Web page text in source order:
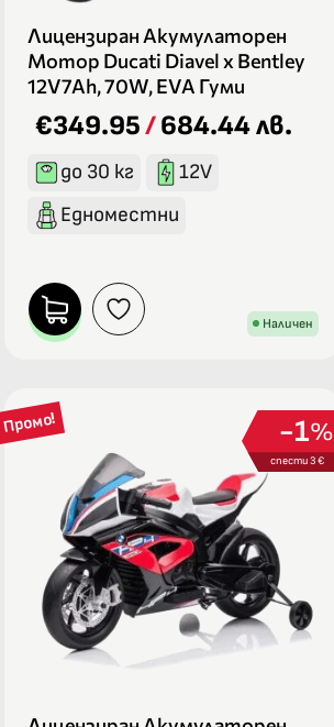
Лицензиран Акумулаторен
Мотор Ducati Diavel x Bentley
12V7Ah, 70W, EVA Гуми
€349.95/684.44 лв.
до 30 кг
12V
Едноместни
Наличен
Промо! %
1
спести 3 €